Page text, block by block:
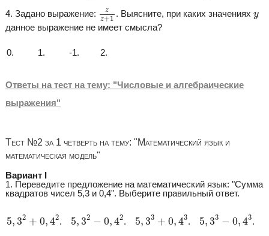
4. Задано выражение:
z
z+1
z 1
. Выясните, при каких значениях y
y
данное выражение не имеет смысла?
0. 1. -1. 2.
Ответы на тест на тему: "Числовые и алгебраические
выражения"
Тест №2 за 1 четверть на тему: "Математический язык и
математическая модель"
Вариант I
1. Переведите предложение на математический язык: "Сумма
квадратов чисел 5,3 и 0,4". Выберите правильный ответ.
5,32 + 0,42
5 2
. 5,32 − 0,42
5 2
. 5,33 + 0,43
5 3
. 5,33 − 0,43
5 3
.